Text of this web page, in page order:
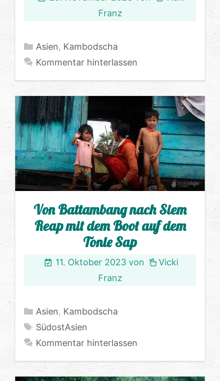
Franz
Kategorien
Asien, Kambodscha
Kommentar hinterlassen
Von Battambang nach Siem
Reap mit dem Boot auf dem
Tonle Sap
11. Oktober 2023 von
Vicki
Franz
Kategorien
Asien, Kambodscha
Schlagwörter
SüdostAsien
Kommentar hinterlassen